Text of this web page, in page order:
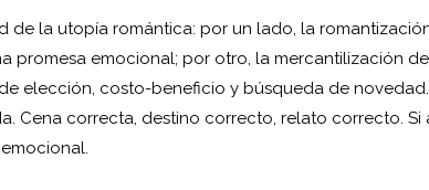
de la utopía romántica: por un lado, la
promesa emocional; por otro, la mercantilización
elección, costo-beneficio y búsqueda de
Cena correcta, destino correcto, relato correcto.